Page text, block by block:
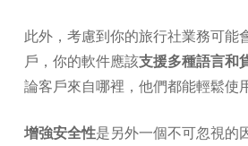
此外，考慮到你的旅行社業務可能
戶，你的軟件應該支援多種語言和
論客戶來自哪裡，他們都能輕鬆使
增強安全性是另外一個不可忽視的